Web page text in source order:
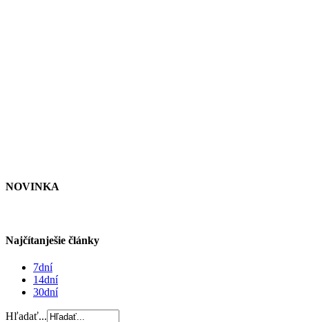
NOVINKA
Najčítanješie články
7dní
14dní
30dní
Hľadať...